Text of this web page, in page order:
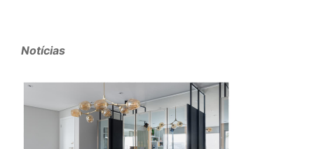
Notícias